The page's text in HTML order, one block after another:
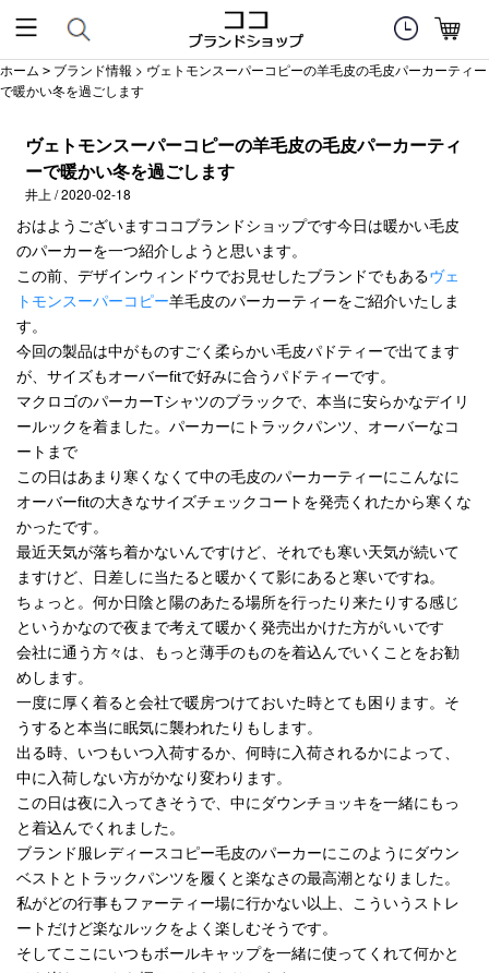
ホーム > ブランド情報 > ヴェトモンスーパーコピーの羊毛皮の毛皮パーカーティー
で暖かい冬を過ごします
ヴェトモンスーパーコピーの羊毛皮の毛皮パーカーティ
ーで暖かい冬を過ごします
井上 / 2020-02-18
おはようございますココブランドショップです今日は暖かい毛皮
のパーカーを一つ紹介しようと思います。
この前、デザインウィンドウでお見せしたブランドでもあるヴェ
トモンスーパーコピー羊毛皮のパーカーティーをご紹介いたしま
す。
今回の製品は中がものすごく柔らかい毛皮パドティーで出てます
が、サイズもオーバーfitで好みに合うパドティーです。
マクロゴのパーカーTシャツのブラックで、本当に安らかなデイリ
ールックを着ました。パーカーにトラックパンツ、オーバーなコ
ートまで
この日はあまり寒くなくて中の毛皮のパーカーティーにこんなに
オーバーfitの大きなサイズチェックコートを発売くれたから寒くな
かったです。
最近天気が落ち着かないんですけど、それでも寒い天気が続いて
ますけど、日差しに当たると暖かくて影にあると寒いですね。
ちょっと。何か日陰と陽のあたる場所を行ったり来たりする感じ
というかなので夜まで考えて暖かく発売出かけた方がいいです
会社に通う方々は、もっと薄手のものを着込んでいくことをお勧
めします。
一度に厚く着ると会社で暖房つけておいた時とても困ります。そ
うすると本当に眠気に襲われたりもします。
出る時、いつもいつ入荷するか、何時に入荷されるかによって、
中に入荷しない方がかなり変わります。
この日は夜に入ってきそうで、中にダウンチョッキを一緒にもっ
と着込んでくれました。
ブランド服レディースコピー毛皮のパーカーにこのようにダウン
ベストとトラックパンツを履くと楽なさの最高潮となりました。
私がどの行事もファーティー場に行かない以上、こういうストレ
ートだけど楽なルックをよく楽しむそうです。
そしてここにいつもボールキャップを一緒に使ってくれて何かと